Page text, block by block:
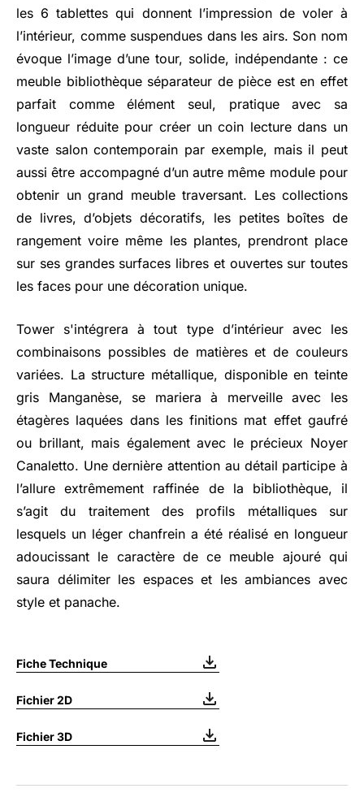
les 6 tablettes qui donnent l’impression de voler à
l’intérieur, comme suspendues dans les airs. Son nom
évoque l’image d’une tour, solide, indépendante : ce
meuble bibliothèque séparateur de pièce est en effet
parfait comme élément seul, pratique avec sa
longueur réduite pour créer un coin lecture dans un
vaste salon contemporain par exemple, mais il peut
aussi être accompagné d’un autre même module pour
obtenir un grand meuble traversant. Les collections
de livres, d’objets décoratifs, les petites boîtes de
rangement voire même les plantes, prendront place
sur ses grandes surfaces libres et ouvertes sur toutes
les faces pour une décoration unique.
Tower s'intégrera à tout type d’intérieur avec les
combinaisons possibles de matières et de couleurs
variées. La structure métallique, disponible en teinte
gris Manganèse, se mariera à merveille avec les
étagères laquées dans les finitions mat effet gaufré
ou brillant, mais également avec le précieux Noyer
Canaletto. Une dernière attention au détail participe à
l’allure extrêmement raffinée de la bibliothèque, il
s’agit du traitement des profils métalliques sur
lesquels un léger chanfrein a été réalisé en longueur
adoucissant le caractère de ce meuble ajouré qui
saura délimiter les espaces et les ambiances avec
style et panache.
Fiche Technique
Fichier 2D
Fichier 3D